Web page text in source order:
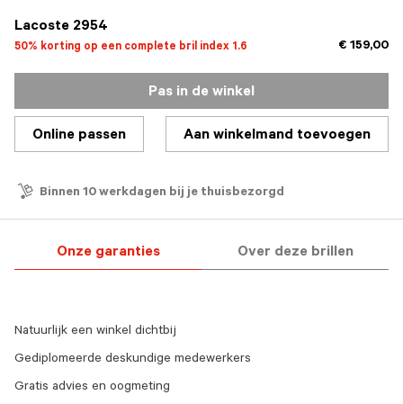
Lacoste 2954
50% korting op een complete bril index 1.6 € 159,00
Pas in de winkel
Online passen Aan winkelmand toevoegen
Binnen 10 werkdagen bij je thuisbezorgd
Onze garanties Over deze brillen
Natuurlijk een winkel dichtbij
Gediplomeerde deskundige medewerkers
Gratis advies en oogmeting